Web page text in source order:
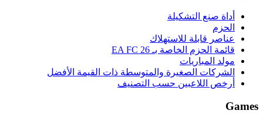
أداة صنع التشكيلة
الحزم
عناصر قابلة للاستهلاك
قائمة الحزم الخاصة بـ EA FC 26
مولد المباريات
الشركات الصغيرة والمتوسطة ذات القيمة الأفضل
أرخص اللاعبين حسب التصنيف
Games